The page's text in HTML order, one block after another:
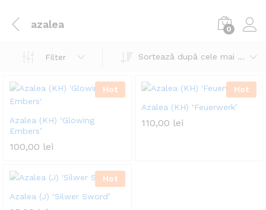
azalea 0
Filter Sortează după cele mai recente
Hot
Azalea (KH) ‘Glowing
Embers’
100,00 lei
Hot
Azalea (KH) ‘Feuerwerk’
110,00 lei
Hot
Azalea (J) ‘Silwer Sword’